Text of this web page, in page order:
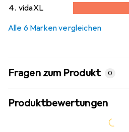
4. vidaXL
Alle 6 Marken vergleichen
Fragen zum Produkt 0
Produktbewertungen